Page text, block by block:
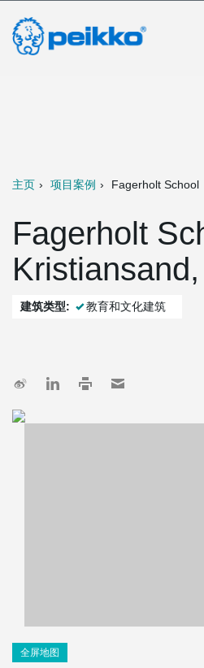
主页 项目案例 Fagerholt School
Fagerholt
建筑类型: 教育和文化建筑
全屏地图